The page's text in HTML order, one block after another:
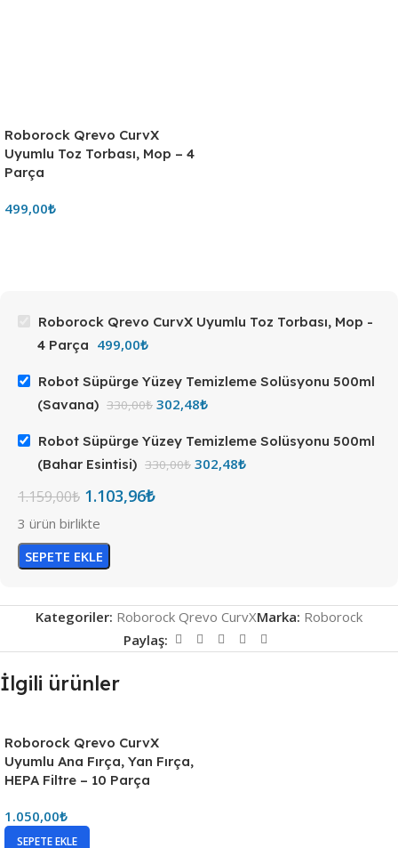
Roborock Qrevo CurvX
Uyumlu Toz Torbası, Mop – 4
Parça
499,00₺
Roborock Qrevo CurvX Uyumlu Toz Torbası, Mop -
4 Parça 499,00₺
Robot Süpürge Yüzey Temizleme Solüsyonu 500ml
(Savana) 330,00₺ 302,48₺
Robot Süpürge Yüzey Temizleme Solüsyonu 500ml
(Bahar Esintisi) 330,00₺ 302,48₺
1.159,00₺ 1.103,96₺
3 ürün birlikte
SEPETE EKLE
Kategoriler: Roborock Qrevo CurvXMarka: Roborock
Paylaş:
İlgili ürünler
Roborock Qrevo CurvX
Uyumlu Ana Fırça, Yan Fırça,
HEPA Filtre – 10 Parça
1.050,00₺
SEPETE EKLE